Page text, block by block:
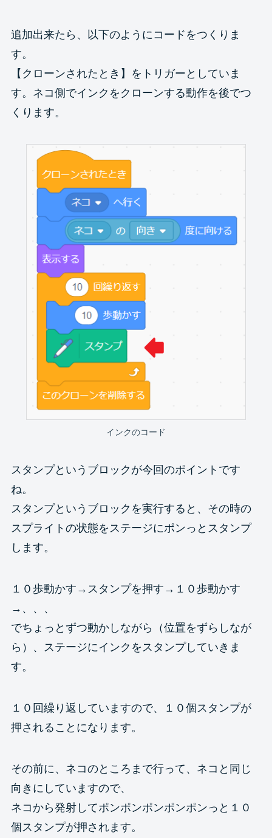
追加出来たら、以下のようにコードをつくりま
す。
【クローンされたとき】をトリガーとしていま
す。ネコ側でインクをクローンする動作を後でつ
くります。
インクのコード
スタンプというブロックが今回のポイントです
ね。
スタンプというブロックを実行すると、その時の
スプライトの状態をステージにポンっとスタンプ
します。
１０歩動かす→スタンプを押す→１０歩動かす
→、、、
でちょっとずつ動かしながら（位置をずらしなが
ら）、ステージにインクをスタンプしていきま
す。
１０回繰り返していますので、１０個スタンプが
押されることになります。
その前に、ネコのところまで行って、ネコと同じ
向きにしていますので、
ネコから発射してポンポンポンポンポンっと１０
個スタンプが押されます。